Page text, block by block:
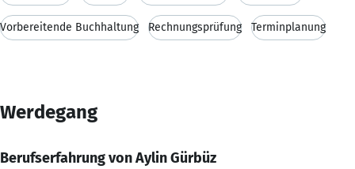
Vorbereitende Buchhaltung Rechnungsprüfung Terminplanung
Werdegang
Berufserfahrung von Aylin Gürbüz